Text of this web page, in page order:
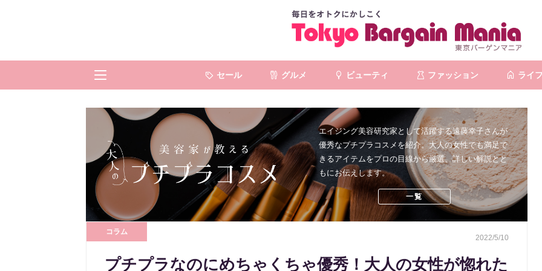
セール グルメ ビューティ ファッション ライフ
エイジング美容研究家として活躍する遠藤幸子さんが
優秀なプチプラコスメを紹介。大人の女性でも満足で
きるアイテムをプロの目線から厳選、詳しい解説とと
もにお伝えします。
一覧
コラム
2022/5/10
プチプラなのにめちゃくちゃ優秀！大人の女性が惚れた